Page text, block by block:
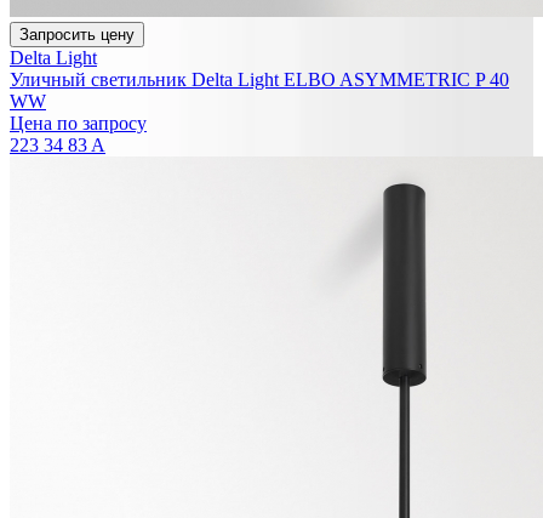
Запросить цену
Delta Light
Уличный светильник Delta Light ELBO ASYMMETRIC P 40
WW
Цена по запросу
223 34 83 A